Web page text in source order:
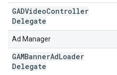
GADVideoController
Delegate
Ad Manager
GAMBannerAdLoader
Delegate